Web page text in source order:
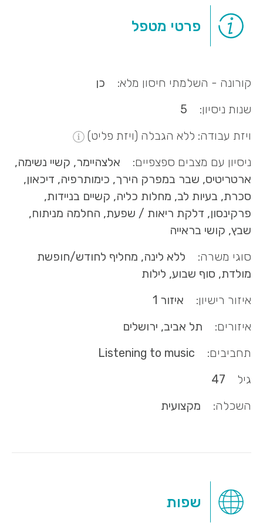
פרטי מטפל
קורונה - השלמתי חיסון מלא:
כן
שנות ניסיון:
5
ויזת עבודה: ללא הגבלה (ויזת פליט)
ניסיון עם מצבים ספצפיים:
אלצהיימר, קשיי נשימה,
ארטריטיס, שבר במפרק הירך, כימותרפיה, דיכאון,
סכרת, בעיות לב, מחלות כליה, קשיים בניידות,
פרקינסון, דלקת ריאות / שפעת, החלמה מניתוח,
שבץ, קושי בראייה
סוגי משרה:
ללא לינה, מחליף לחודש/חופשת
מולדת, סוף שבוע, לילות
איזור רישיון:
איזור 1
איזורים:
תל אביב, ירושלים
תחביבים:
Listening to music
גיל
47
השכלה:
מקצועית
שפות